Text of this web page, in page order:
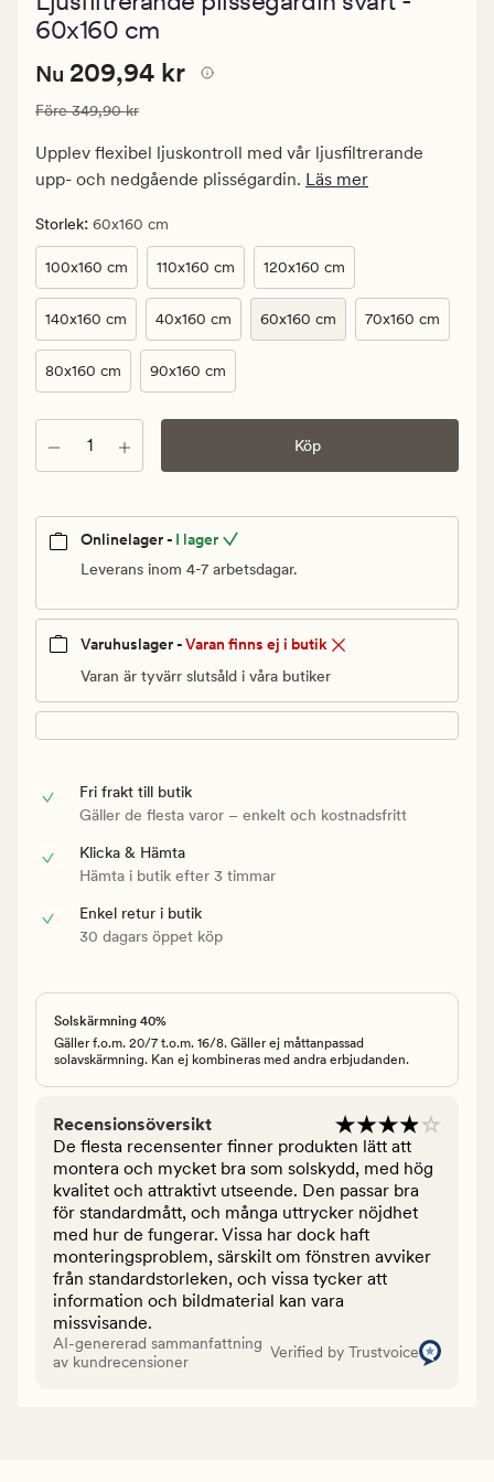
60x160 cm
Nuvarande
209,94
kr.
Ordinarie
349,90
kr
Nuvarande pris
Nu 209,94 kr
Ordinarie pris 349,90 kr
Före349,90 kr
Upplev flexibel ljuskontroll med vår ljusfiltrerande
upp- och nedgående plisségardin. Läs mer
Storlek: 60x160 cm
100x160 cm 110x160 cm 120x160 cm
140x160 cm 40x160 cm 60x160 cm 70x160 cm
80x160 cm 90x160 cm
Antal Köp
Onlinelager - I lager
Leverans inom 4-7 arbetsdagar.
Varuhuslager -Varan finns ej i butik
Varan är tyvärr slutsåld i våra butiker
Fri frakt till butik
Gäller de flesta varor – enkelt och kostnadsfritt
Klicka & Hämta
Hämta i butik efter 3 timmar
Enkel retur i butik
30 dagars öppet köp
Solskärmning 40%
Gäller f.o.m. 20/7 t.o.m. 16/8. Gäller ej måttanpassad
solavskärmning. Kan ej kombineras med andra erbjudanden.
Recensionsöversikt
De flesta recensenter finner produkten lätt att
montera och mycket bra som solskydd, med hög
kvalitet och attraktivt utseende. Den passar bra
för standardmått, och många uttrycker nöjdhet
med hur de fungerar. Vissa har dock haft
monteringsproblem, särskilt om fönstren avviker
från standardstorleken, och vissa tycker att
information och bildmaterial kan vara
missvisande.
AI-genererad sammanfattning
av kundrecensioner
Verified by Trustvoice